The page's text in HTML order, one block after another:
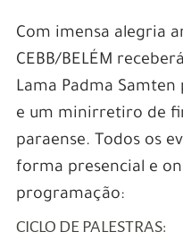
Com imensa alegria
CEBB/BELÉM
Lama Padma
e um minirretiro de
paraense. Todos os
forma presencial e
programação:
CICLO DE PALESTRAS: